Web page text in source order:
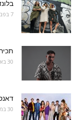
7 בפברואר 2016
30 באוקטובר 2024
30 במאי 2019